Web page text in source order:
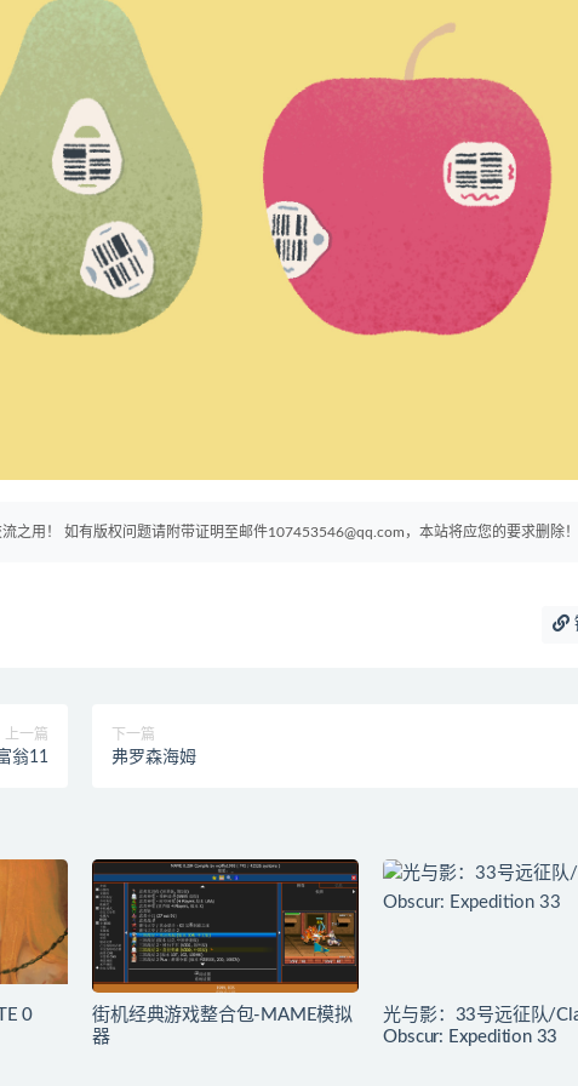
之用！ 如有版权问题请附带证明至邮件107453546@qq.com，本站将应您的要求删除！
上一篇
翁11
下一篇
弗罗森海姆
0
街机经典游戏整合包-MAME模拟
器
光与影：33号远征队/
Obscur: Expedition 33